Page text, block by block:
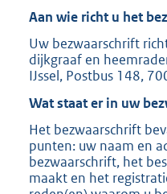
Aan wie richt u het
Uw bezwaarschrift
dijkgraaf en
IJssel, Postbus 148,
Wat staat er in uw
Het bezwaarschrift
punten: uw naam en
bezwaarschrift, het
maakt en het